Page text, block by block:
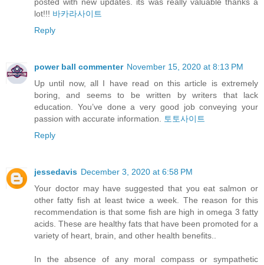
lot!!! 바카라사이트
Reply
power ball commenter November 15, 2020 at 8:13 PM
Up until now, all I have read on this article is extremely
boring, and seems to be written by writers that lack
education. You’ve done a very good job conveying your
passion with accurate information.
토토사이트
Reply
jessedavis December 3, 2020 at 6:58 PM
Your doctor may have suggested that you eat salmon or
other fatty fish at least twice a week. The reason for this
recommendation is that some fish are high in omega 3 fatty
acids. These are healthy fats that have been promoted for a
variety of heart, brain, and other health benefits..
In the absence of any moral compass or sympathetic